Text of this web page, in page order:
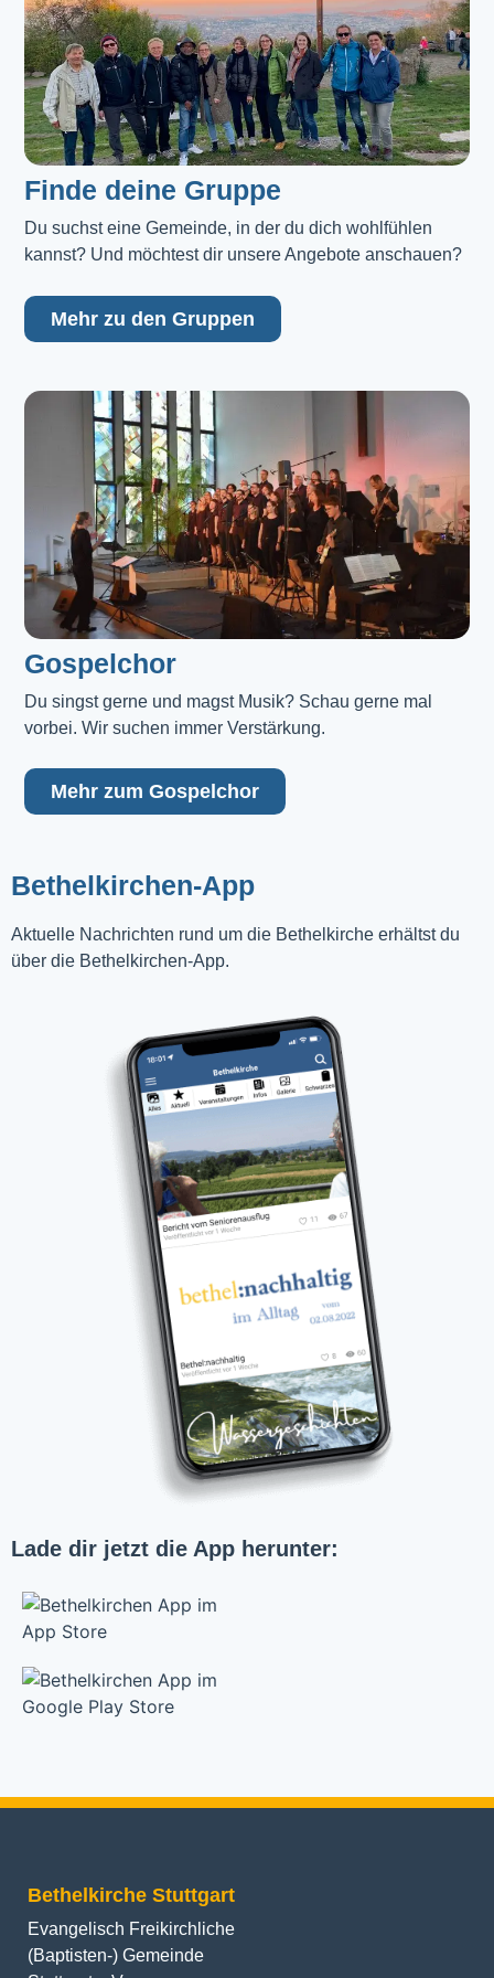
Finde deine Gruppe
Du suchst eine Gemeinde, in der du dich wohlfühlen
kannst? Und möchtest dir unsere Angebote anschauen?
Mehr zu den Gruppen
Gospelchor
Du singst gerne und magst Musik? Schau gerne mal
vorbei. Wir suchen immer Verstärkung.
Mehr zum Gospelchor
Bethelkirchen-App
Aktuelle Nachrichten rund um die Bethelkirche erhältst du
über die Bethelkirchen-App.
Lade dir jetzt die App herunter:
Bethelkirche Stuttgart
Evangelisch Freikirchliche
(Baptisten-) Gemeinde